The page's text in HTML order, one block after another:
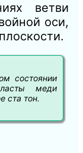
ветви
оси,
состоянии
меди
ста тон.